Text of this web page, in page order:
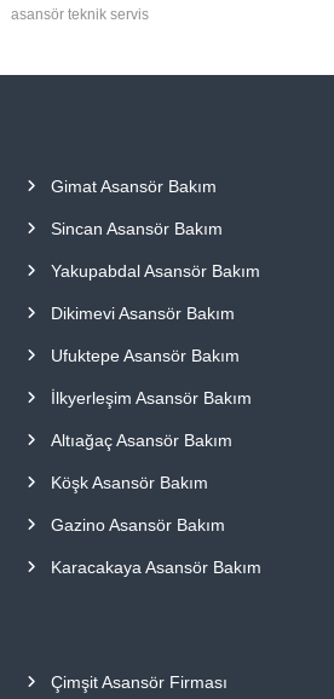
asansör teknik servis
Gimat Asansör Bakım
Sincan Asansör Bakım
Yakupabdal Asansör Bakım
Dikimevi Asansör Bakım
Ufuktepe Asansör Bakım
İlkyerleşim Asansör Bakım
Altıağaç Asansör Bakım
Köşk Asansör Bakım
Gazino Asansör Bakım
Karacakaya Asansör Bakım
Çimşit Asansör Firması